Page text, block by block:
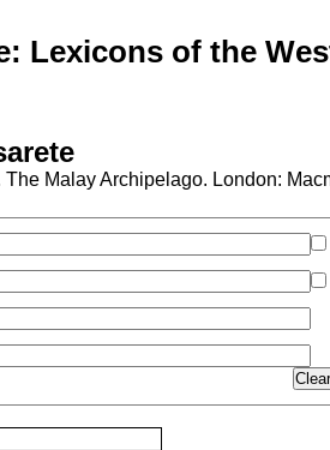
Lexicons of the
Malay Archipelago. London:
Clear